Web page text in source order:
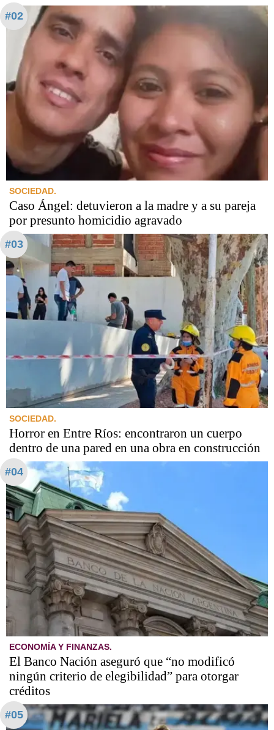
#02
SOCIEDAD.
Caso Ángel: detuvieron a la madre y a su pareja
por presunto homicidio agravado
#03
SOCIEDAD.
Horror en Entre Ríos: encontraron un cuerpo
dentro de una pared en una obra en construcción
#04
ECONOMÍA Y FINANZAS.
El Banco Nación aseguró que “no modificó
ningún criterio de elegibilidad” para otorgar
créditos
#05